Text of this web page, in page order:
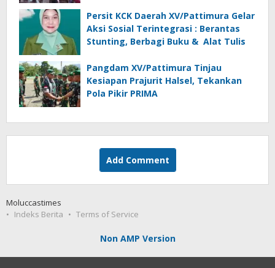
Persit KCK Daerah XV/Pattimura Gelar
Aksi Sosial Terintegrasi : Berantas
Stunting, Berbagi Buku & Alat Tulis
Pangdam XV/Pattimura Tinjau
Kesiapan Prajurit Halsel, Tekankan
Pola Pikir PRIMA
Add Comment
Moluccastimes
Indeks Berita
Terms of Service
Non AMP Version